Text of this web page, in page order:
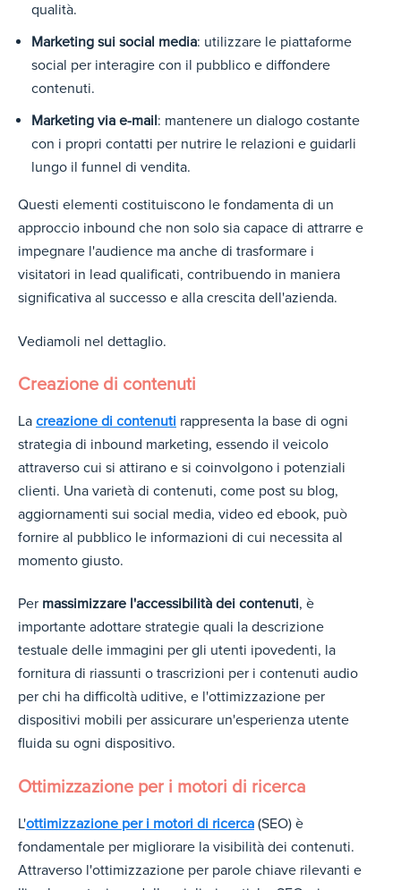
qualità.
Marketing sui social media: utilizzare le piattaforme
social per interagire con il pubblico e diffondere
contenuti.
Marketing via e-mail: mantenere un dialogo costante
con i propri contatti per nutrire le relazioni e guidarli
lungo il funnel di vendita.
Questi elementi costituiscono le fondamenta di un
approccio inbound che non solo sia capace di attrarre e
impegnare l'audience ma anche di trasformare i
visitatori in lead qualificati, contribuendo in maniera
significativa al successo e alla crescita dell'azienda.
Vediamoli nel dettaglio.
Creazione di contenuti
La creazione di contenuti rappresenta la base di ogni
strategia di inbound marketing, essendo il veicolo
attraverso cui si attirano e si coinvolgono i potenziali
clienti. Una varietà di contenuti, come post su blog,
aggiornamenti sui social media, video ed ebook, può
fornire al pubblico le informazioni di cui necessita al
momento giusto.
Per massimizzare l'accessibilità dei contenuti, è
importante adottare strategie quali la descrizione
testuale delle immagini per gli utenti ipovedenti, la
fornitura di riassunti o trascrizioni per i contenuti audio
per chi ha difficoltà uditive, e l'ottimizzazione per
dispositivi mobili per assicurare un'esperienza utente
fluida su ogni dispositivo.
Ottimizzazione per i motori di ricerca
L'ottimizzazione per i motori di ricerca (SEO) è
fondamentale per migliorare la visibilità dei contenuti.
Attraverso l'ottimizzazione per parole chiave rilevanti e